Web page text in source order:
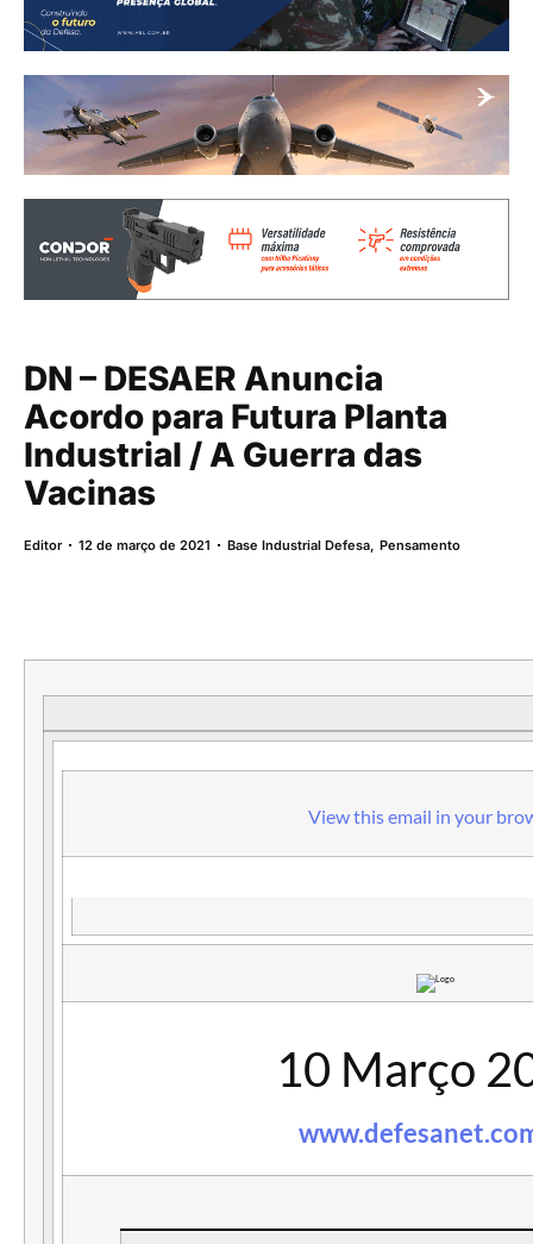
DN – DESAER Anuncia
Acordo para Futura Planta
Industrial / A Guerra das
Vacinas
Editor 12 de março de 2021 Base Industrial Defesa,Pensamento
View this email in your
10 Março